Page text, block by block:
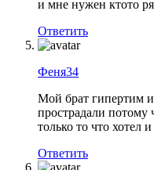
и мне нужен ктото
Ответить
Феня34
Мой брат гипертим и
прострадали потому
только то что хотел
Ответить